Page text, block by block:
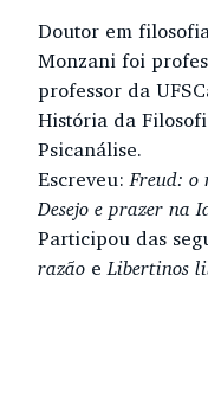
Doutor em
Monzani foi
professor da
História da
Psicanálise.
Escreveu:Freud: o
Desejo e prazer na
Participou das
razão eLibertinos